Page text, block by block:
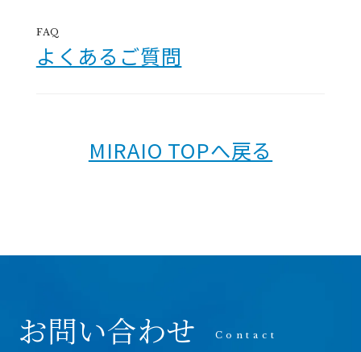
FAQ
よくあるご質問
MIRAIO TOPへ戻る
お問い合わせ